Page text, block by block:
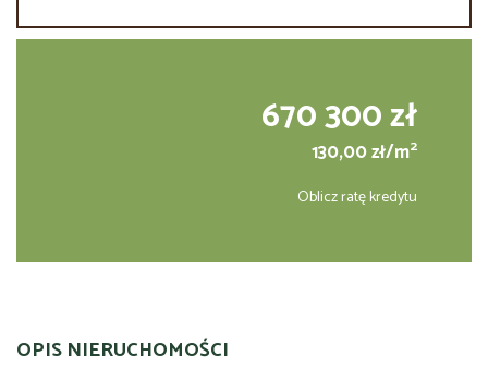
670 300 zł
130,00 zł/m2
Oblicz ratę kredytu
OPIS NIERUCHOMOŚCI